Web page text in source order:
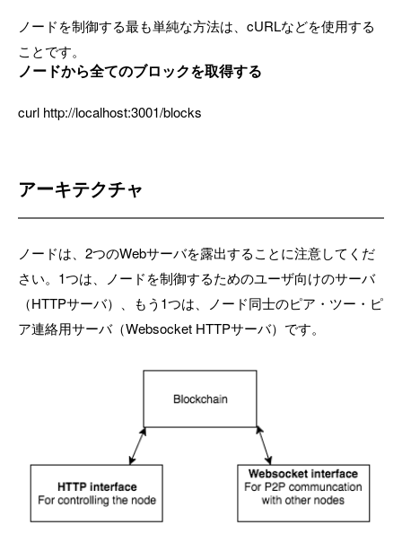
ノードを制御する最も単純な方法は、cURLなどを使用する
ことです。
ノードから全てのブロックを取得する
curl http://localhost:3001/blocks
アーキテクチャ
ノードは、2つのWebサーバを露出することに注意してくだ
さい。1つは、ノードを制御するためのユーザ向けのサーバ
（HTTPサーバ）、もう1つは、ノード同士のピア・ツー・ピ
ア連絡用サーバ（Websocket HTTPサーバ）です。